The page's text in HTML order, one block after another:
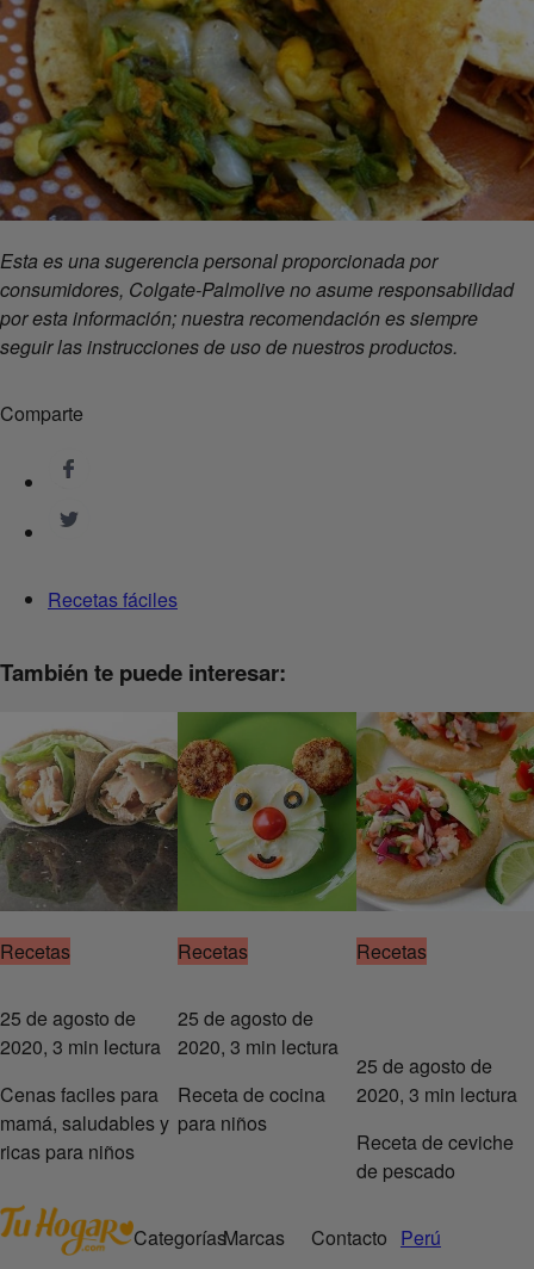
Esta es una sugerencia personal proporcionada por
consumidores, Colgate-Palmolive no asume responsabilidad
por esta información; nuestra recomendación es siempre
seguir las instrucciones de uso de nuestros productos.
Comparte
Recetas fáciles
También te puede interesar:
Recetas
25 de agosto de
2020, 3 min lectura
Cenas faciles para
mamá, saludables y
ricas para niños
Recetas
25 de agosto de
2020, 3 min lectura
Receta de cocina
para niños
Recetas
25 de agosto de
2020, 3 min lectura
Receta de ceviche
de pescado
CategoríasMarcas
Contacto Perú